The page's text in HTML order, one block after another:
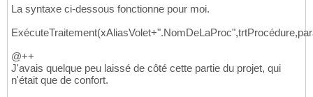
La syntaxe ci-dessous fonctionne pour moi.
@++
J'avais quelque peu laissé de côté cette partie du projet, qui
n'était que de confort.